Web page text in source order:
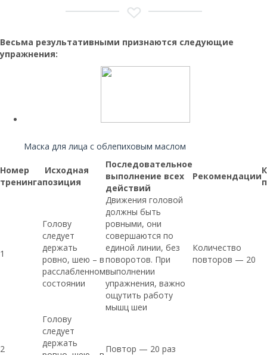
Весьма результативными признаются следующие
упражнения:
Маска для лица с облепиховым маслом
Номер
тренинга
Исходная
позиция
Последовательное
выполнение всех
действий
Рекомендации
1
Голову
следует
держать
ровно, шею – в
расслабленном
состоянии
Движения головой
должны быть
ровными, они
совершаются по
единой линии, без
поворотов. При
выполнении
упражнения, важно
ощутить работу
мышц шеи
Количество
повторов — 20
2
Голову
следует
держать
Повтор — 20 раз